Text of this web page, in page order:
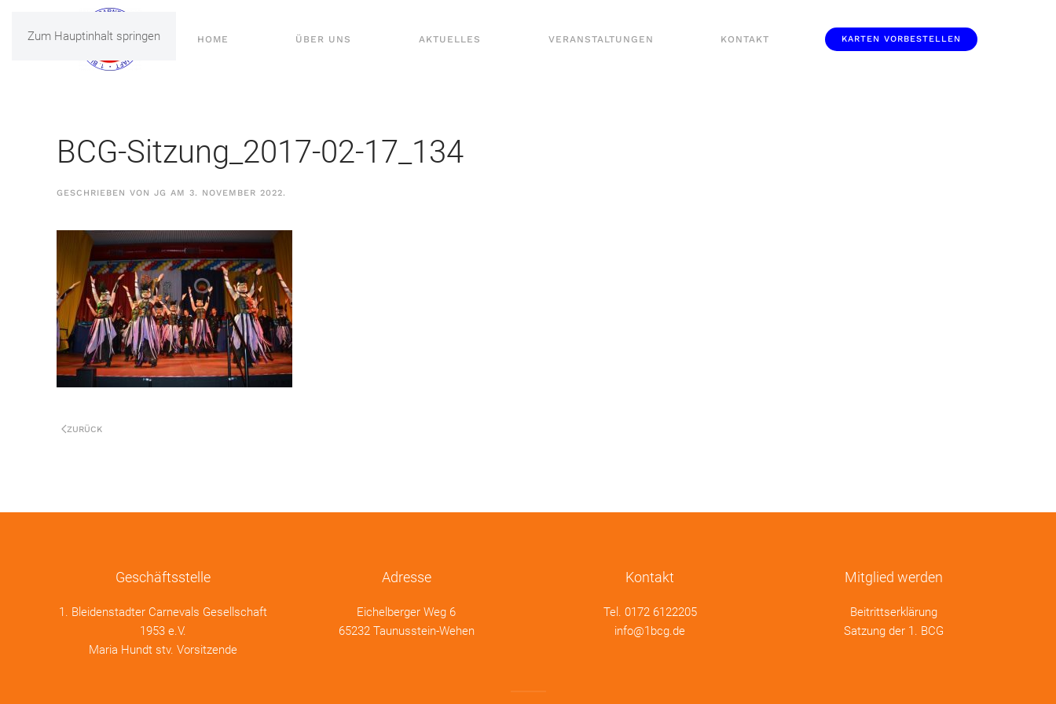
Zum Hauptinhalt springen HOME ÜBER UNS AKTUELLES VERANSTALTUNGEN KONTAKT KARTEN VORBESTELLEN
BCG-Sitzung_2017-02-17_134
GESCHRIEBEN VON JG AM 3. NOVEMBER 2022.
ZURÜCK
Geschäftsstelle
1. Bleidenstadter Carnevals Gesellschaft
1953 e.V.
Maria Hundt stv. Vorsitzende
Adresse
Eichelberger Weg 6
65232 Taunusstein-Wehen
Kontakt
Tel. 0172 6122205
info@1bcg.de
Mitglied werden
Beitrittserklärung
Satzung der 1. BCG